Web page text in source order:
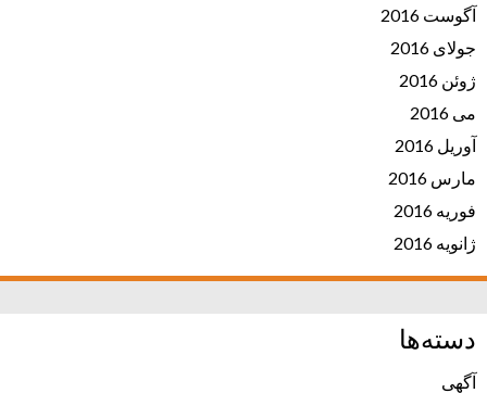
آگوست 2016
جولای 2016
ژوئن 2016
می 2016
آوریل 2016
مارس 2016
فوریه 2016
ژانویه 2016
دسته‌ها
آگهی